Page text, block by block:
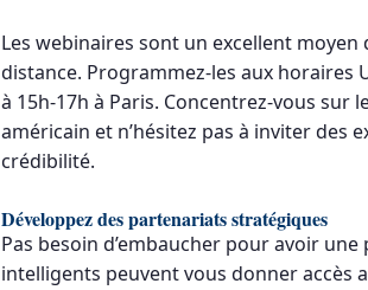
Les webinaires sont un excellent
distance. Programmez-les aux horaires
à 15h-17h à Paris. Concentrez-vous sur
américain et n’hésitez pas à inviter
crédibilité.
Développez des partenariats stratégiques
Pas besoin d’embaucher pour avoir
intelligents peuvent vous donner accès